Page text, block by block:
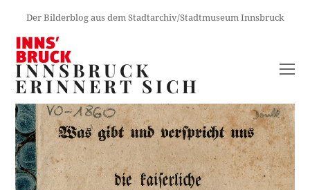
Der Bilderblog aus dem Stadtarchiv/Stadtmuseum Innsbruck
INNSBRUCK
ERINNERT SICH